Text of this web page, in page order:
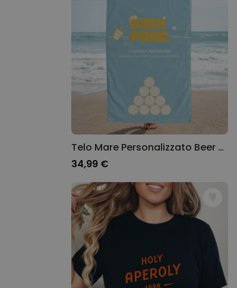
Telo Mare Personalizzato Beer Pong
34,99 €